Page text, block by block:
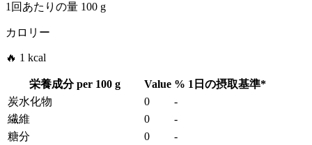
1回あたりの量 100 g
カロリー
🔥 1 kcal
栄養成分 per 100 g Value % 1日の摂取基準*
炭水化物
0
-
繊維
0
-
糖分
0
-